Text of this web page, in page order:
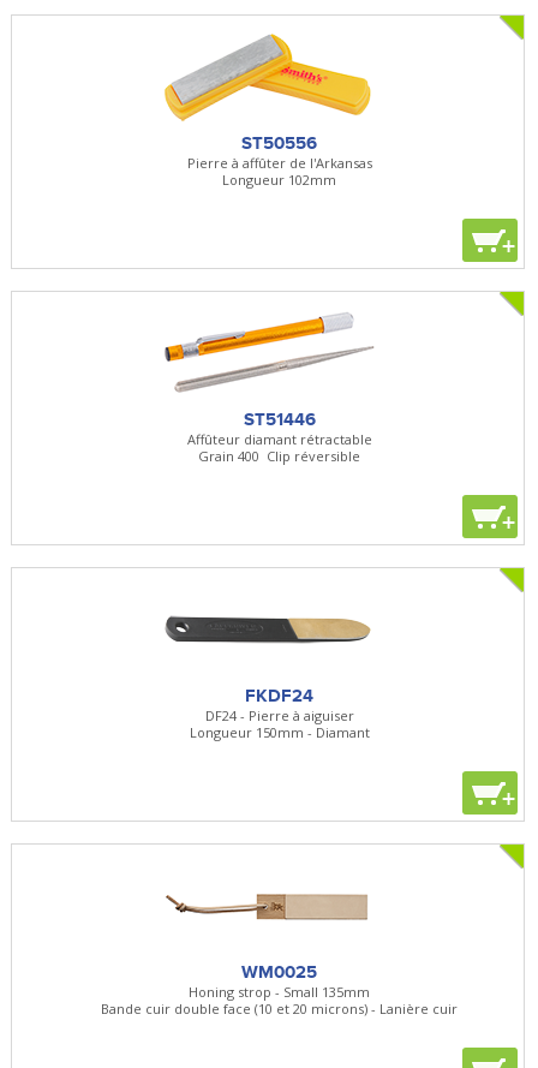
ST50556
Pierre à affûter de l'Arkansas
Longueur 102mm
+
ST51446
Affûteur diamant rétractable
Grain 400  Clip réversible
+
FKDF24
DF24 - Pierre à aiguiser
Longueur 150mm - Diamant
+
WM0025
Honing strop - Small 135mm
Bande cuir double face (10 et 20 microns) - Lanière cuir